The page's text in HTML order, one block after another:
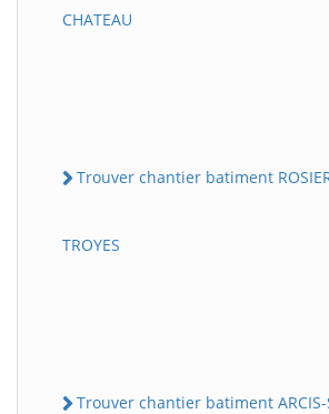
CHATEAU
Trouver chantier batiment
TROYES
Trouver chantier batiment ARCIS-